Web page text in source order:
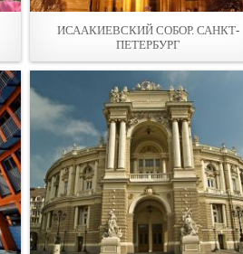
ИСААКИЕВСКИЙ СОБОР. САНКТ-
ПЕТЕРБУРГ